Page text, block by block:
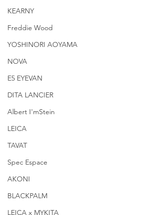
KEARNY
Freddie Wood
YOSHINORI AOYAMA
NOVA
E5 EYEVAN
DITA LANCIER
Albert I'mStein
LEICA
TAVAT
Spec Espace
AKONI
BLACKPALM
LEICA x MYKITA